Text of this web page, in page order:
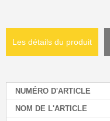
Les détails du produit
NUMÉRO D'ARTICLE
NOM DE L'ARTICLE